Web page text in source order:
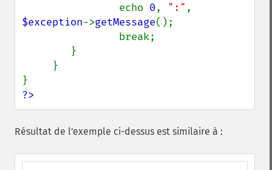
                echo
0, ":"
$exception->getMessage();
?>
Résultat de l'exemple ci-dessus est similaire à :